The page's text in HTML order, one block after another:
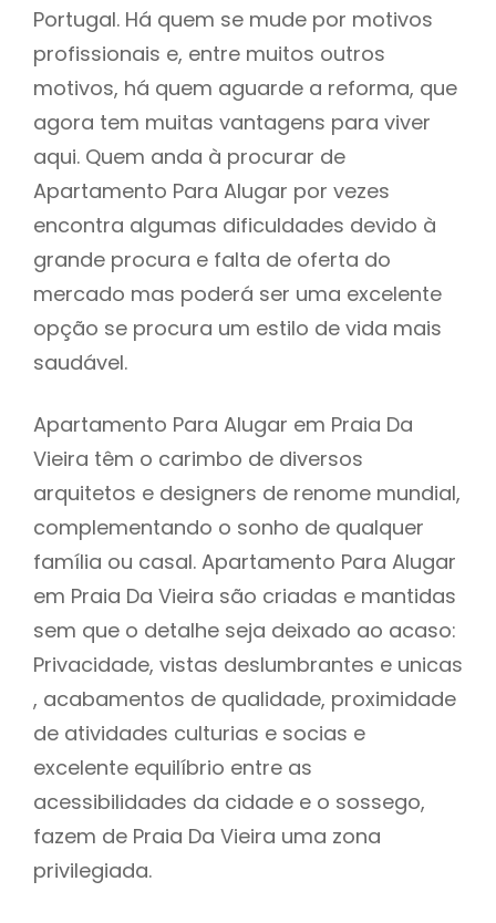
Portugal. Há quem se mude por motivos
profissionais e, entre muitos outros
motivos, há quem aguarde a reforma, que
agora tem muitas vantagens para viver
aqui. Quem anda à procurar de
Apartamento Para Alugar por vezes
encontra algumas dificuldades devido à
grande procura e falta de oferta do
mercado mas poderá ser uma excelente
opção se procura um estilo de vida mais
saudável.
Apartamento Para Alugar em Praia Da
Vieira têm o carimbo de diversos
arquitetos e designers de renome mundial,
complementando o sonho de qualquer
família ou casal. Apartamento Para Alugar
em Praia Da Vieira são criadas e mantidas
sem que o detalhe seja deixado ao acaso:
Privacidade, vistas deslumbrantes e unicas
, acabamentos de qualidade, proximidade
de atividades culturias e socias e
excelente equilíbrio entre as
acessibilidades da cidade e o sossego,
fazem de Praia Da Vieira uma zona
privilegiada.